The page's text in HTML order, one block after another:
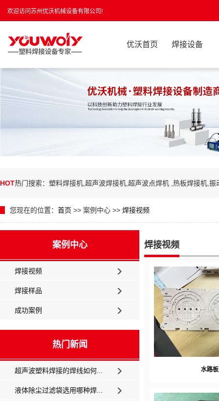
欢迎访问苏州优沃机械设备有限公司!
优沃首页 焊接设备
HOT热门搜索：塑料焊接机,超声波焊接机,超声波点焊机 ,热板焊接机,振
您现在的位置： 首页 >> 案例中心 >> 焊接视频
案例中心
焊接视频
焊接样品
成功案例
热门新闻
超声波塑料焊接的焊线如何...
液体除尘过滤袋选用哪种焊...
焊接视频
水路